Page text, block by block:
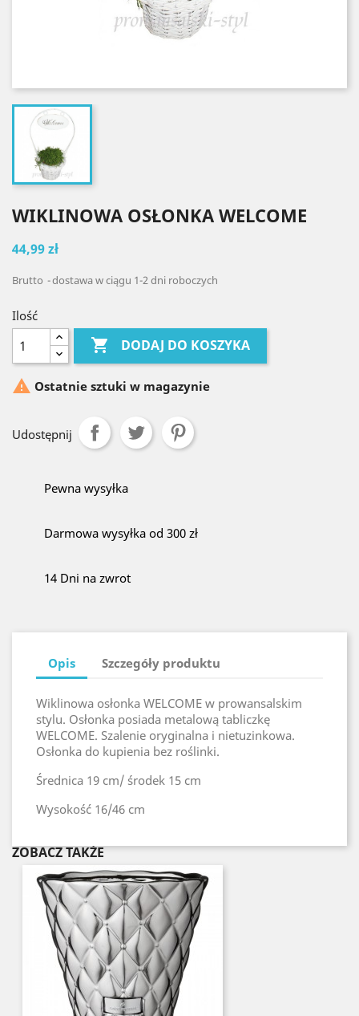
WIKLINOWA OSŁONKA WELCOME
44,99 zł
Brutto dostawa w ciągu 1-2 dni roboczych
Ilość
 DODAJ DO KOSZYKA
 Ostatnie sztuki w magazynie
Udostępnij
Pewna wysyłka
Darmowa wysyłka od 300 zł
14 Dni na zwrot
Opis Szczegóły produktu
Wiklinowa osłonka WELCOME w prowansalskim
stylu. Osłonka posiada metalową tabliczkę
WELCOME. Szalenie oryginalna i nietuzinkowa.
Osłonka do kupienia bez roślinki.
Średnica 19 cm/ środek 15 cm
Wysokość 16/46 cm
ZOBACZ TAKŻE